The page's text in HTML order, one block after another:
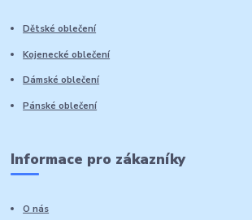
Dětské oblečení
Kojenecké oblečení
Dámské oblečení
Pánské oblečení
Informace pro zákazníky
O nás